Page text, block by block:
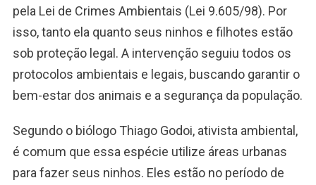
pela Lei de Crimes Ambientais (Lei 9.605/98). Por
isso, tanto ela quanto seus ninhos e filhotes estão
sob proteção legal. A intervenção seguiu todos os
protocolos ambientais e legais, buscando garantir o
bem-estar dos animais e a segurança da população.
Segundo o biólogo Thiago Godoi, ativista ambiental,
é comum que essa espécie utilize áreas urbanas
para fazer seus ninhos. Eles estão no período de